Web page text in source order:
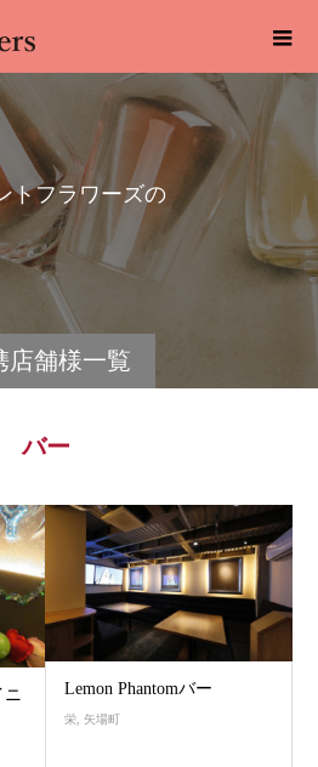
店舗様一覧
フラワーズの提携 店
バー
Lemon Phantomバー
栄, 矢場町